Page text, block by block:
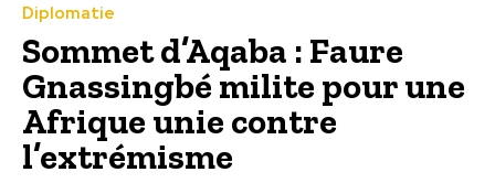
Diplomatie
Sommet d’Aqaba : Faure
Gnassingbé milite pour une
Afrique unie contre
l’extrémisme